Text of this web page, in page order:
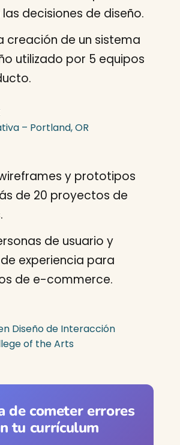
decisiones de diseño.
creación de un sistema
utilizado por 5 equipos
– Portland, OR
y prototipos
de 20 proyectos de
de usuario y
experiencia para
de e-commerce.
Diseño de Interacción
of the Arts
de cometer errores
tu currículum